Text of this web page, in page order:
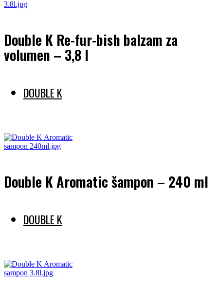
Double K Re-fur-bish balzam za
volumen – 3,8 l
DOUBLE K
Double K Aromatic šampon – 240 ml
DOUBLE K